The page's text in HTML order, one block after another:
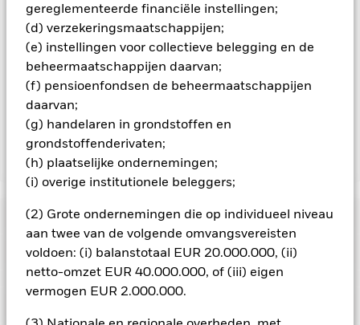
gereglementeerde financiële instellingen;
(d) verzekeringsmaatschappijen;
(e) instellingen voor collectieve belegging en de
beheermaatschappijen daarvan;
(f) pensioenfondsen de beheermaatschappijen
daarvan;
(g) handelaren in grondstoffen en
grondstoffenderivaten;
(h) plaatselijke ondernemingen;
(i) overige institutionele beleggers;
(2) Grote ondernemingen die op individueel niveau
aan twee van de volgende omvangsvereisten
voldoen: (i) balanstotaal EUR 20.000.000, (ii)
netto-omzet EUR 40.000.000, of (iii) eigen
vermogen EUR 2.000.000.
minimaliseren. Via het uitklapvakje direct onder de naam van
het fonds, kunt u een lijst van alle aandelenklassen in het
fonds bekijken – aandelenklassen met valutahedging worden
aangegeven door het woord 'Hedged' in de naam van de
aandelenklasse. Daarnaast is een volledige lijst van alle
aandelenklassen met valutahedging op aanvraag
verkrijgbaar bij de beheermaatschappij van het fonds.
iShares Emerging Markets Government Bond Index
Fund (IE)
Risicometer
Performance
Grafiek
wanbetalingsquote van emittenten hebben een aanzienlijk